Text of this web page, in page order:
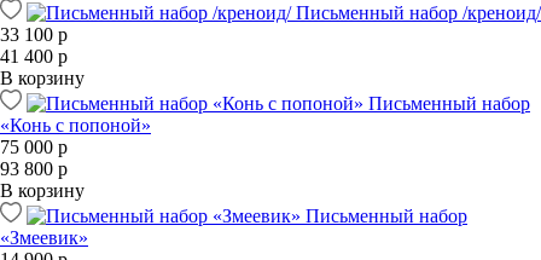
Письменный набор /креноид/
33 100 р
41 400 р
В корзину
Письменный набор
«Конь с попоной»
75 000 р
93 800 р
В корзину
Письменный набор
«Змеевик»